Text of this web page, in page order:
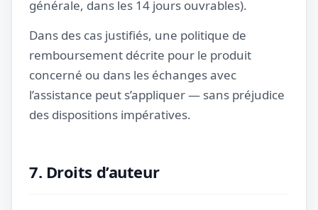
générale, dans les 14 jours ouvrables).
Dans des cas justifiés, une politique de
remboursement décrite pour le produit
concerné ou dans les échanges avec
l’assistance peut s’appliquer — sans préjudice
des dispositions impératives.
7. Droits d’auteur